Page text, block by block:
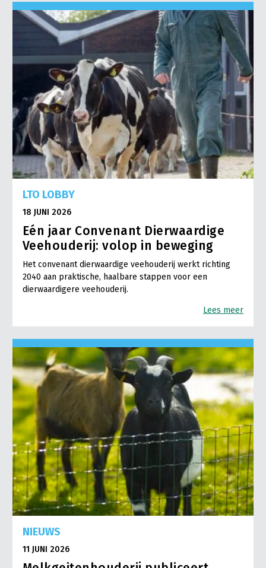
LTO LOBBY
18 JUNI 2026
Eén jaar Convenant Dierwaardige
Veehouderij: volop in beweging
Het convenant dierwaardige veehouderij werkt richting
2040 aan praktische, haalbare stappen voor een
dierwaardigere veehouderij.
Lees meer
NIEUWS
11 JUNI 2026